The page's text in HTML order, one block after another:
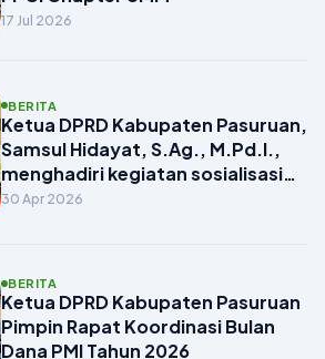
17 Jul 2026
BERITA
Ketua DPRD Kabupaten Pasuruan,
Samsul Hidayat, S.Ag., M.Pd.I.,
menghadiri kegiatan sosialisasi
bertema “Akuntabilitas
30 Apr 2026
BERITA
Ketua DPRD Kabupaten Pasuruan
Pimpin Rapat Koordinasi Bulan
Dana PMI Tahun 2026